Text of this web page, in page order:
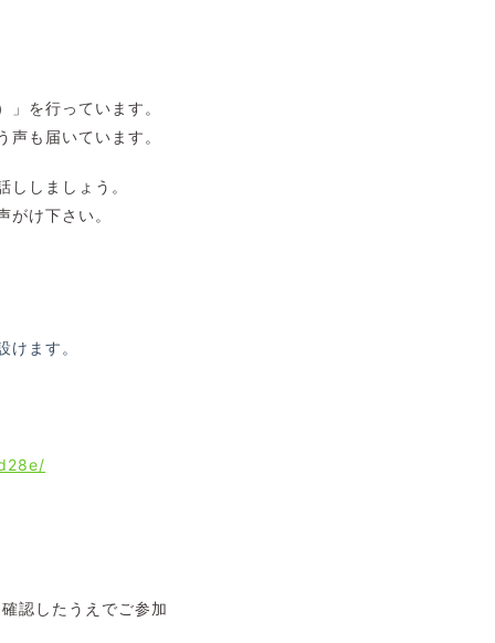
を行っています。
も届いています。
しましょう。
け下さい。
けます。
認したうえでご参加